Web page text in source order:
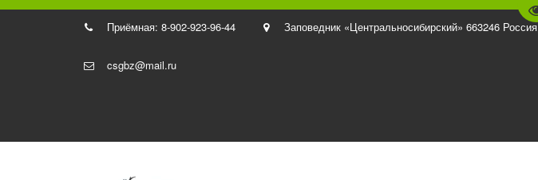
Приёмная: 8-902-923-96-44 Заповедник «Центральносибирский» 663246
csgbz@mail.ru